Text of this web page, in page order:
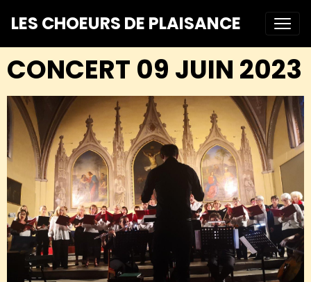
LES CHOEURS DE PLAISANCE
CONCERT 09 JUIN 2023